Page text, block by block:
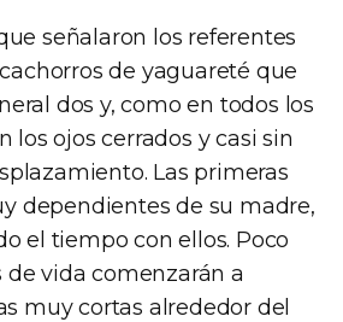
señalaron los referentes
de yaguareté que
dos y, como en todos los
los ojos cerrados y casi sin
Las primeras
dependientes de su madre,
el tiempo con ellos. Poco
vida comenzarán a
muy cortas alrededor del